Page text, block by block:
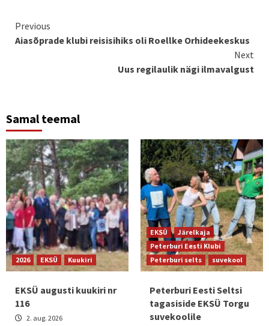
Continue
Reading
Previous
Aiasõprade klubi reisisihiks oli Roellke Orhideekeskus
Next
Uus regilaulik nägi ilmavalgust
Samal teemal
2026 EKSÜ Kuukiri
EKSÜ augusti kuukiri nr
116
2. aug. 2026
EKSÜ
Järelkaja
Peterburi Eesti Klubi
Peterburi selts
suvekool
Peterburi Eesti Seltsi
tagasiside EKSÜ Torgu
suvekoolile